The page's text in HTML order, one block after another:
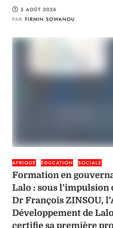
5 AOÛT 2026
PAR FIRMIN SOWANOU
AFRIQUE ÉDUCATION SOCIALE
Formation en
Lalo : sous l’impulsion
Dr François ZINSOU,
Développement de
certifie sa première